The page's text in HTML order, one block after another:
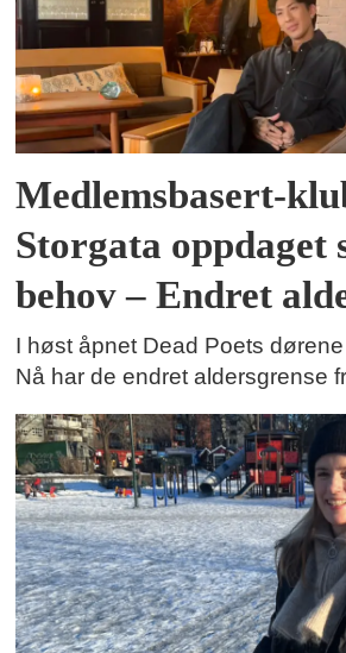
Medlemsbasert-
Storgata oppdaget
behov – Endret
I høst åpnet Dead Poets
Nå har de endret aldersgrense